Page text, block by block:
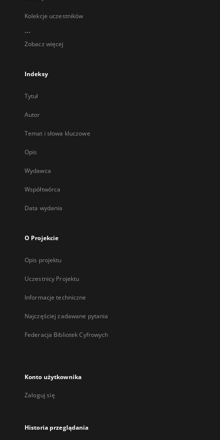
Kolekcje uczestników
...
Zobacz więcej
Indeksy
Tytuł
Autor
Temat i słowa kluczowe
Opis
Wydawca
Współtwórca
Data wydania
O Projekcie
Opis projektu
Uczestnicy Projektu
Informacje techniczne
Najczęściej zadawane pytania
Federacja Bibliotek Cyfrowych
Konto użytkownika
Zaloguj się
Historia przeglądania